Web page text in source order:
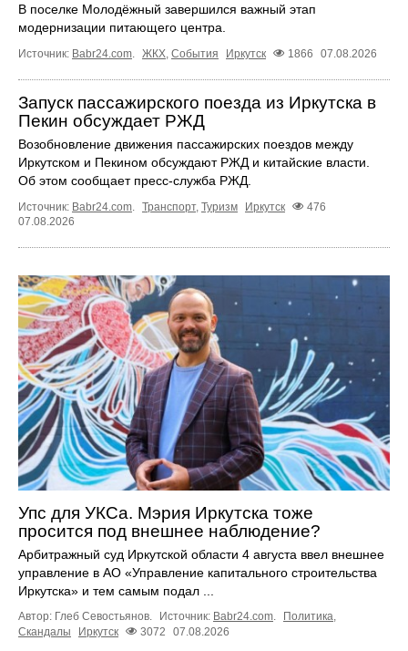
В поселке Молодёжный завершился важный этап
модернизации питающего центра.
Источник: Babr24.com ЖКХ События Иркутск 1866 07.08.2026
Запуск пассажирского поезда из Иркутска в
Пекин обсуждает РЖД
Возобновление движения пассажирских поездов между
Иркутском и Пекином обсуждают РЖД и китайские власти.
Об этом сообщает пресс‑служба РЖД.
Источник: Babr24.com Транспорт, Туризм Иркутск
476
07.08.2026
Упс для УКСа. Мэрия Иркутска тоже
просится под внешнее наблюдение?
Арбитражный суд Иркутской области 4 августа ввел внешнее
управление в АО «Управление капитального строительства
Иркутска» и тем самым подал ...
Автор: Глеб Севостьянов. Источник: Babr24.com. Политика,
Скандалы
Иркутск 3072 07.08.2026